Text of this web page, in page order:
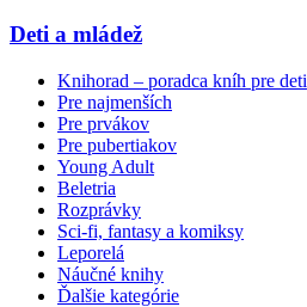
Deti a mládež
Knihorad – poradca kníh pre deti
Pre najmenších
Pre prvákov
Pre pubertiakov
Young Adult
Beletria
Rozprávky
Sci-fi, fantasy a komiksy
Leporelá
Náučné knihy
Ďalšie kategórie